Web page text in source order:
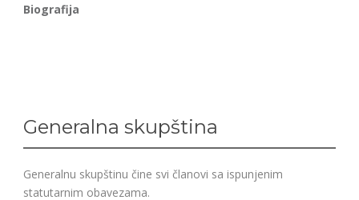
Biografija
Generalna skupština
Generalnu skupštinu čine svi članovi sa ispunjenim
statutarnim obavezama.